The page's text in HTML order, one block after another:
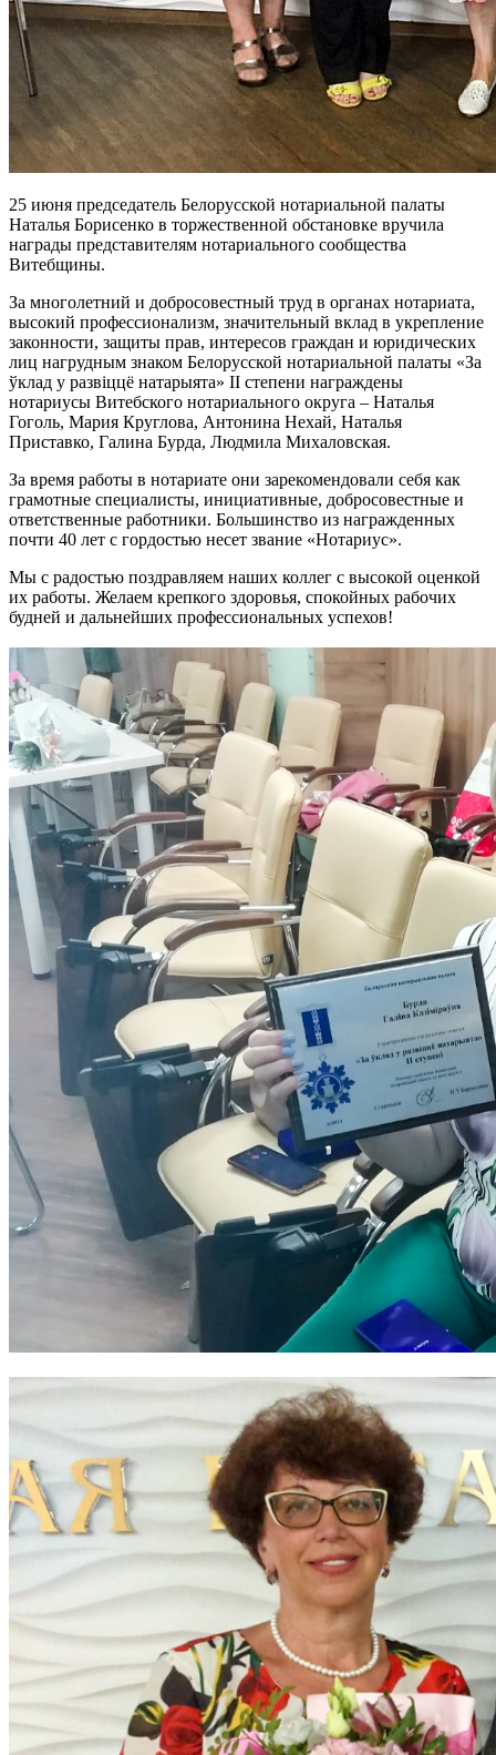
25 июня председатель Белорусской нотариальной палаты
Наталья Борисенко в торжественной обстановке вручила
награды представителям нотариального сообщества
Витебщины.
За многолетний и добросовестный труд в органах нотариата,
высокий профессионализм, значительный вклад в укрепление
законности, защиты прав, интересов граждан и юридических
лиц нагрудным знаком Белорусской нотариальной палаты «За
ўклад у развіццё натарыята» II степени награждены
нотариусы Витебского нотариального округа – Наталья
Гоголь, Мария Круглова, Антонина Нехай, Наталья
Приставко, Галина Бурда, Людмила Михаловская.
За время работы в нотариате они зарекомендовали себя как
грамотные специалисты, инициативные, добросовестные и
ответственные работники. Большинство из награжденных
почти 40 лет с гордостью несет звание «Нотариус».
Мы с радостью поздравляем наших коллег с высокой оценкой
их работы. Желаем крепкого здоровья, спокойных рабочих
будней и дальнейших профессиональных успехов!